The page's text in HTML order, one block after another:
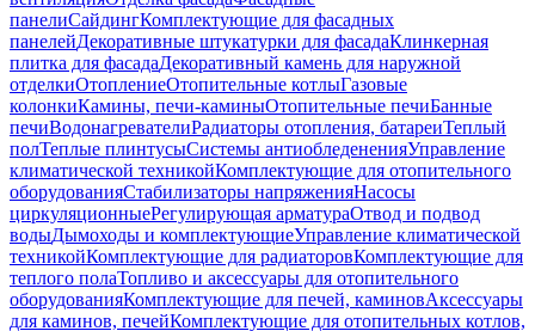
панелиСайдингКомплектующие для фасадных
панелейДекоративные штукатурки для фасадаКлинкерная
плитка для фасадаДекоративный камень для наружной
отделкиОтоплениеОтопительные котлыГазовые
колонкиКамины, печи-каминыОтопительные печиБанные
печиВодонагревателиРадиаторы отопления, батареиТеплый
полТеплые плинтусыСистемы антиобледененияУправление
климатической техникойКомплектующие для отопительного
оборудованияСтабилизаторы напряженияНасосы
циркуляционныеРегулирующая арматураОтвод и подвод
водыДымоходы и комплектующиеУправление климатической
техникойКомплектующие для радиаторовКомплектующие для
теплого полаТопливо и аксессуары для отопительного
оборудованияКомплектующие для печей, каминовАксессуары
для каминов, печейКомплектующие для отопительных котлов,